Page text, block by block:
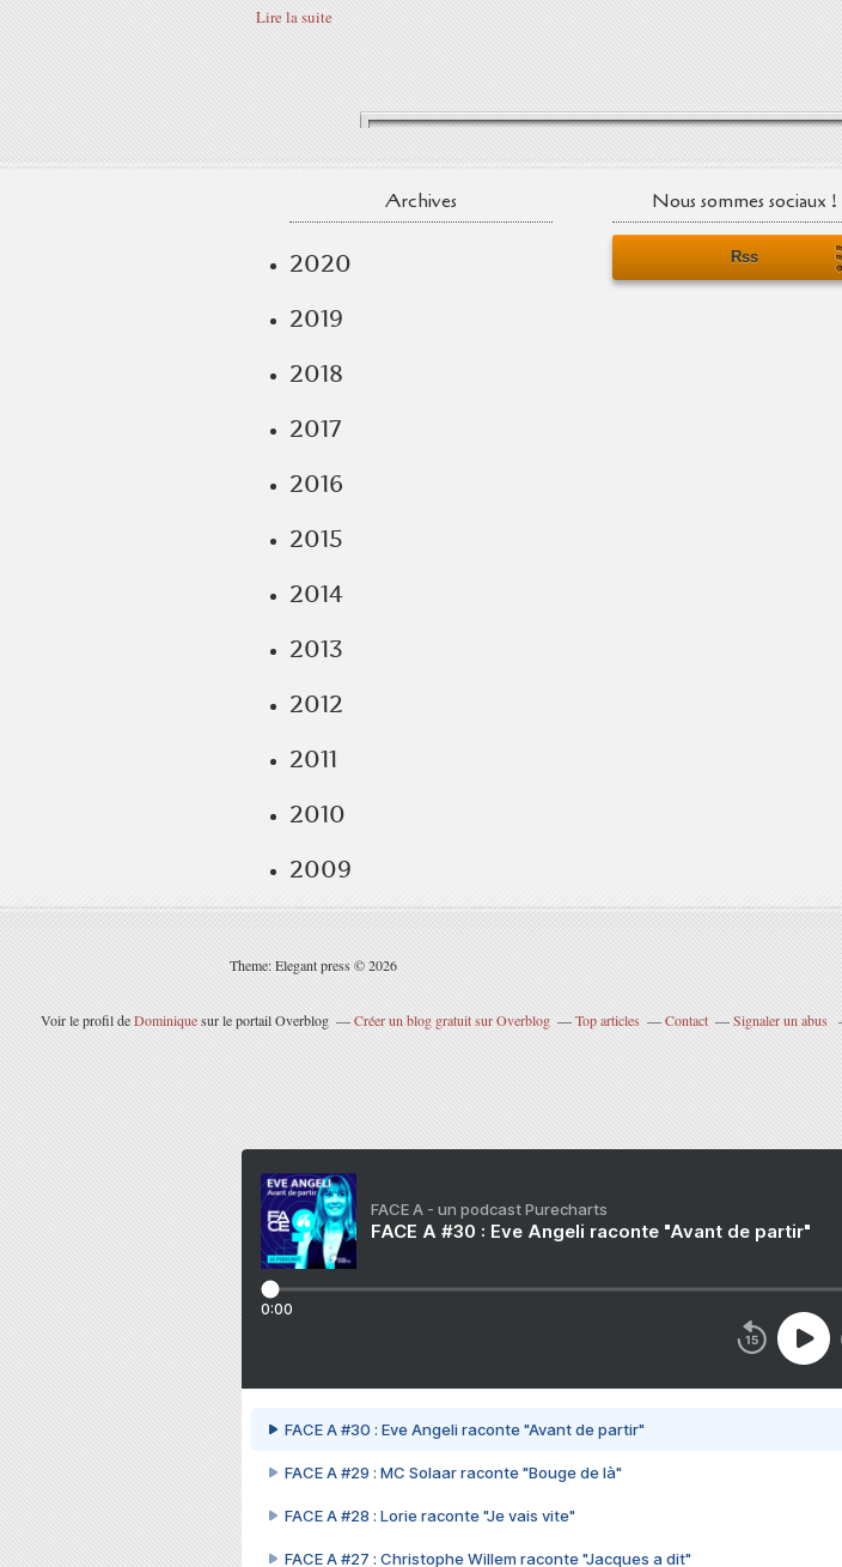
Lire la suite
Archives
2020
2019
2018
2017
2016
2015
2014
2013
2012
2011
2010
2009
Nous sommes sociaux !
Rss
Theme: Elegant press © 2026
Voir le profil deDominiquesur le portail Overblog Créer un blog gratuit sur Overblog Top articles Contact Signaler un abus
FACE A - un podcast Purecharts
FACE A #30 : Eve Angeli raconte "Avant de partir"
0:00
FACE A #30 : Eve Angeli raconte "Avant de partir"
FACE A #29 : MC Solaar raconte "Bouge de là"
FACE A #28 : Lorie raconte "Je vais vite"
FACE A #27 : Christophe Willem raconte "Jacques a dit"